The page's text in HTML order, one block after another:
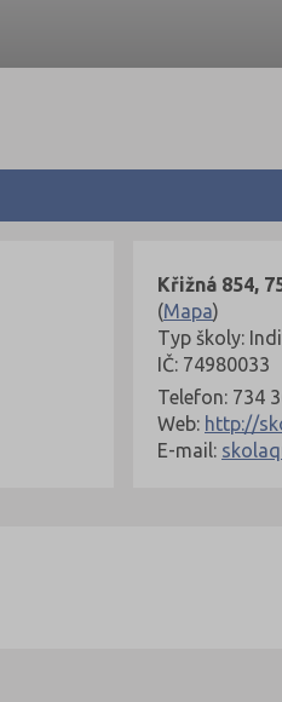
Křižná 854,
(Mapa)
Typ školy:
IČ: 74980033
Telefon: 734
Web: http://
E-mail: